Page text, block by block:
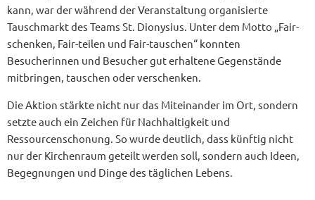
kann, war der während der Veranstaltung organisierte
Tauschmarkt des Teams St. Dionysius. Unter dem Motto „Fair-
schenken, Fair-teilen und Fair-tauschen“ konnten
Besucherinnen und Besucher gut erhaltene Gegenstände
mitbringen, tauschen oder verschenken.
Die Aktion stärkte nicht nur das Miteinander im Ort, sondern
setzte auch ein Zeichen für Nachhaltigkeit und
Ressourcenschonung. So wurde deutlich, dass künftig nicht
nur der Kirchenraum geteilt werden soll, sondern auch Ideen,
Begegnungen und Dinge des täglichen Lebens.